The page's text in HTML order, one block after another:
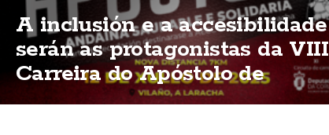
A inclusión e a accesibilidade
serán as protagonistas da VIII
Carreira do Apóstolo de
Vilaño